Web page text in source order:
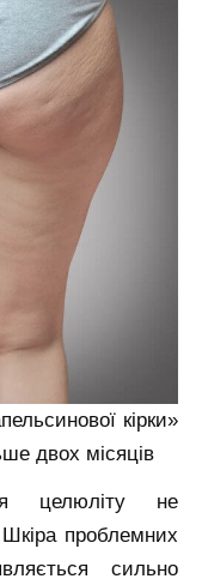
кірки»
двох місяців
целюліту не
проблемних
сильно